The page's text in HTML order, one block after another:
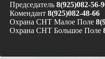
Председатель 8(925)082-56-
Комендант 8(925)082-48-66
Охрана СНТ Малое Поле
Охрана СНТ Большое Поле